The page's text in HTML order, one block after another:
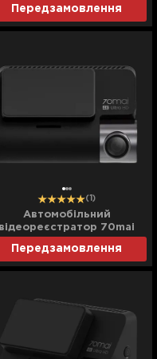
Передзамовлення
(1)
Автомобільний
відеореєстратор 70mai
(Global)
Передзамовлення